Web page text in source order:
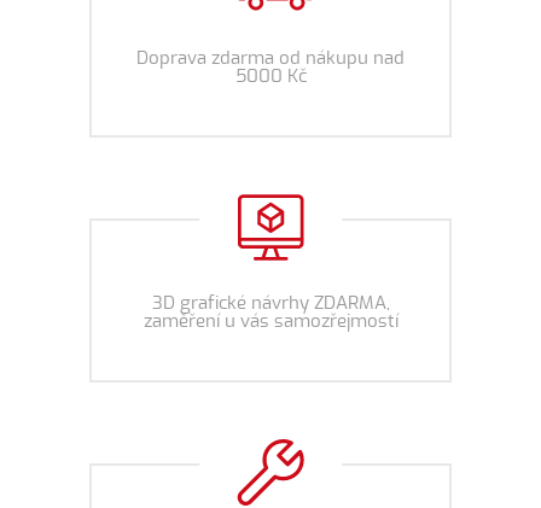
Doprava zdarma od nákupu nad
5000 Kč
3D grafické návrhy ZDARMA,
zaměření u vás samozřejmostí